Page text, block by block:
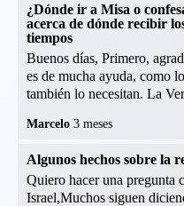
¿Dónde ir a Misa o
acerca de dónde recibir
tiempos
Buenos días, Primero,
es de mucha ayuda, como
también lo necesitan. La
Marcelo 3 meses
Algunos hechos sobre la
Quiero hacer una pregunta
Israel,Muchos siguen